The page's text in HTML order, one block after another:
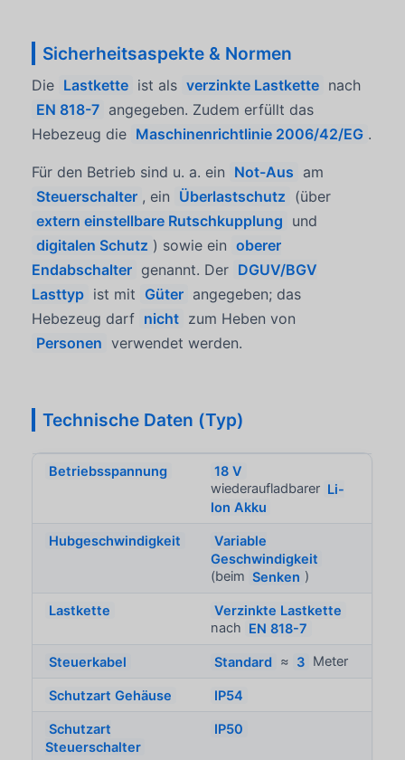
Sicherheitsaspekte & Normen
Die Lastkette ist als verzinkte Lastkette nach
EN 818-7 angegeben. Zudem erfüllt das
Hebezeug die Maschinenrichtlinie 2006/42/EG .
Für den Betrieb sind u. a. ein Not-Aus am
Steuerschalter , ein Überlastschutz (über
extern einstellbare Rutschkupplung und
digitalen Schutz ) sowie ein oberer
Endabschalter genannt. Der DGUV/BGV
Lasttyp ist mit Güter angegeben; das
Hebezeug darf nicht zum Heben von
Personen verwendet werden.
Technische Daten (Typ)
Betriebsspannung
18 V
wiederaufladbarer Li-
Ion Akku
Hubgeschwindigkeit
Variable
Geschwindigkeit
(beim Senken )
Lastkette
Verzinkte Lastkette
nach EN 818-7
Steuerkabel Standard ≈ 3 Meter
Schutzart Gehäuse IP54
Schutzart
Steuerschalter
IP50